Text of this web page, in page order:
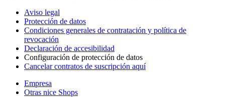
Aviso legal
Protección de datos
Condiciones generales de contratación y política de
revocación
Declaración de accesibilidad
Configuración de protección de datos
Cancelar contratos de suscripción aquí
Empresa
Otras nice Shops